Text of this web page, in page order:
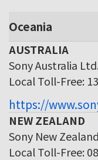
Oceania
AUSTRALIA
Sony Australia Ltd.
Local Toll-Free:
https://
NEW ZEALAND
Sony New
Local Toll-Free: